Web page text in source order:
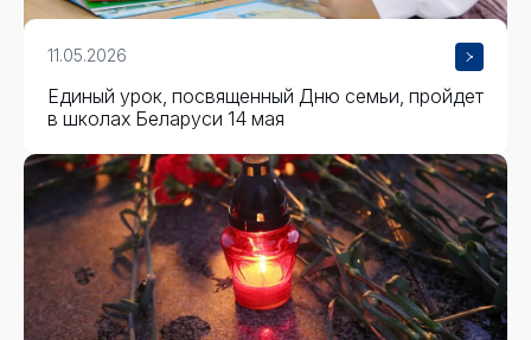
11.05.2026
Единый урок, посвященный Дню семьи, пройдет
в школах Беларуси 14 мая